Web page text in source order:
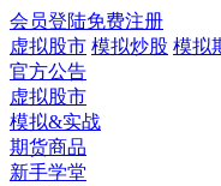
会员登陆免费注册
虚拟股市 模拟炒股 模拟
官方公告
虚拟股市
模拟&实战
期货商品
新手学堂